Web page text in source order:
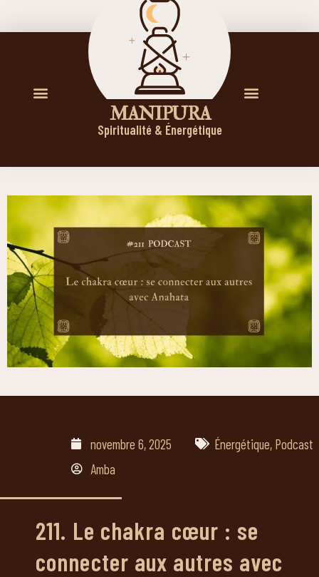
M A N I P U R A
Spiritualité & Énergétique
novembre 6, 2025 Énergétique, Podcast
Amba
211. Le chakra cœur : se
connecter aux autres avec